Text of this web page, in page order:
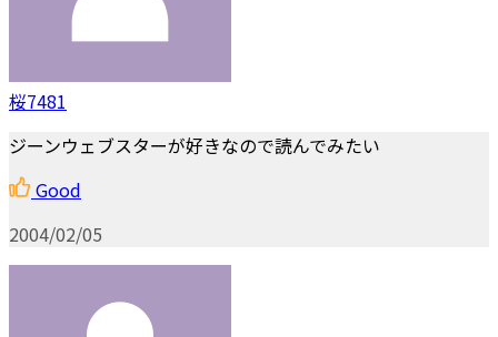
桜7481
ジーンウェブスターが好きなので読んでみたい
Good
2004/02/05